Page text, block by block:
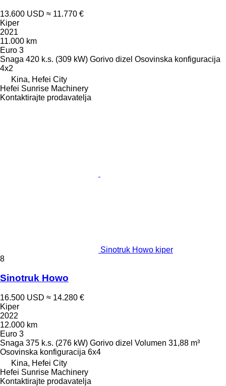
13.600 USD ≈ 11.770 €
Kiper
2021
11.000 km
Euro 3
Snaga 420 k.s. (309 kW) Gorivo dizel Osovinska konfiguracija
4x2
Kina, Hefei City
Hefei Sunrise Machinery
Kontaktirajte prodavatelja
Sinotruk Howo kiper
8
Sinotruk Howo
16.500 USD ≈ 14.280 €
Kiper
2022
12.000 km
Euro 3
Snaga 375 k.s. (276 kW) Gorivo dizel Volumen 31,88 m³
Osovinska konfiguracija 6x4
Kina, Hefei City
Hefei Sunrise Machinery
Kontaktirajte prodavatelja